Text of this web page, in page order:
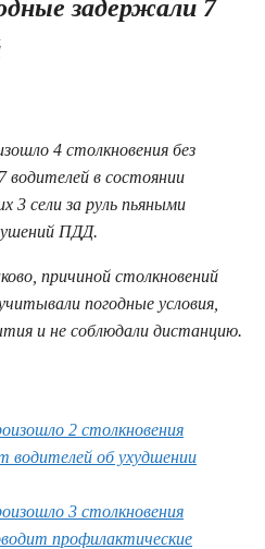
задержали 7
4 столкновения без
в состоянии
3 сели за руль пьяными
ПДД.
причиной столкновений
погодные условия,
и не соблюдали дистанцию.
2 столкновения
об ухудшении
3 столкновения
профилактические